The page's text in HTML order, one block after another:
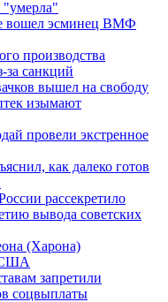
"умерла"
вошел эсминец ВМФ
производства
за санкций
вышел на свободу
изымают
провели экстренное
как далеко готов
рассекретило
вывода советских
(Харона)
США
запретили
соцвыплаты